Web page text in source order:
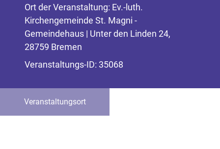
Ort der Veranstaltung: Ev.-luth.
Kirchengemeinde St. Magni -
Gemeindehaus | Unter den Linden 24,
28759 Bremen
Veranstaltungs-ID: 35068
Veranstaltungsort